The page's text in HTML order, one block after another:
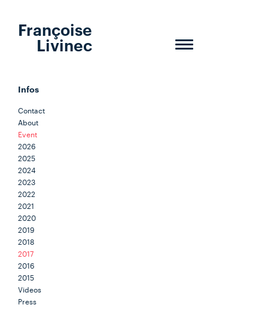
Toggle
Françoise
Livinec
Infos
Contact
About
Event
2026
2025
2024
2023
2022
2021
2020
2019
2018
2017
2016
2015
Videos
Press